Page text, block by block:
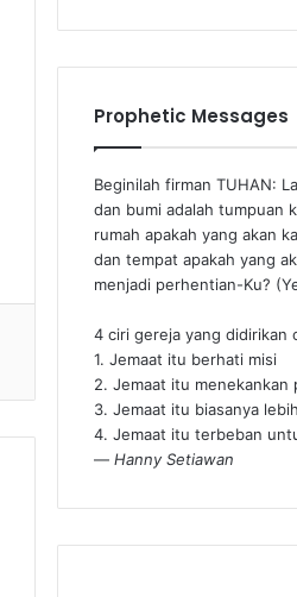
Prophetic Messages
Beginilah firman TUHAN:
dan bumi adalah tumpuan
rumah apakah yang akan
dan tempat apakah yang
menjadi perhentian-Ku?
4 ciri gereja yang didirikan
1. Jemaat itu berhati misi
2. Jemaat itu menekankan
3. Jemaat itu biasanya
4. Jemaat itu terbeban
—Hanny Setiawan